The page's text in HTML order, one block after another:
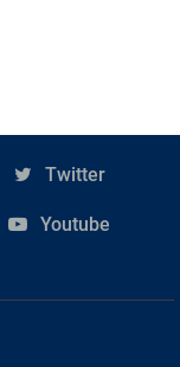
Twitter
Youtube